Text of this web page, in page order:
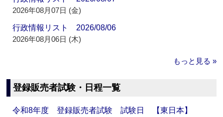
2026年08月07日 (金)
行政情報リスト 2026/08/06
2026年08月06日 (木)
もっと見る »
登録販売者試験・日程一覧
令和8年度 登録販売者試験 試験日 【東日本】